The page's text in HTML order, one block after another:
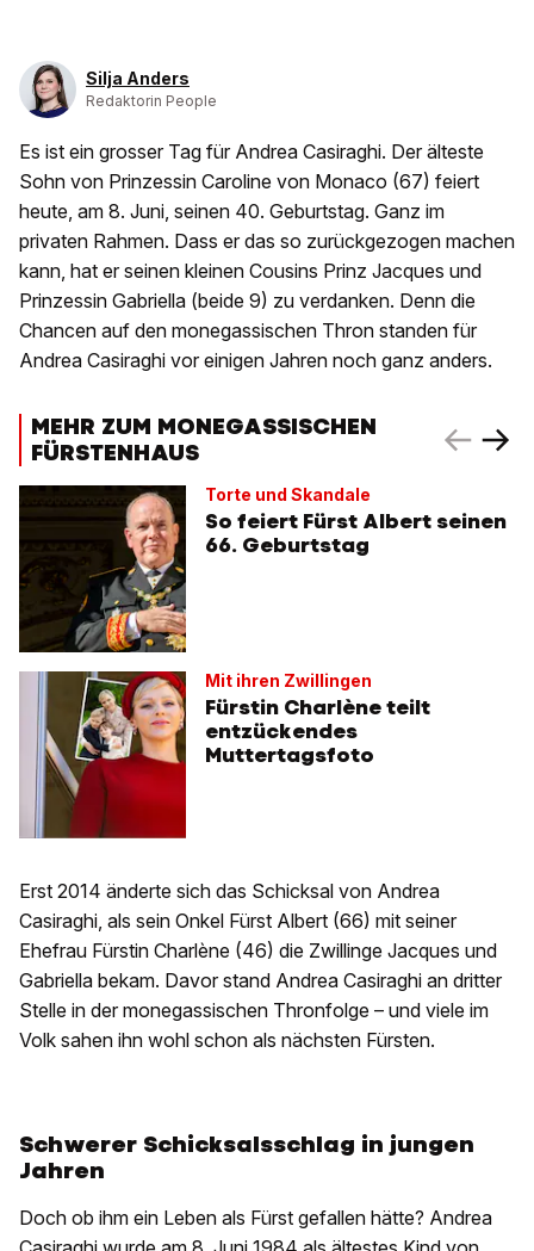
Silja Anders
Redaktorin People
Es ist ein grosser Tag für Andrea Casiraghi. Der älteste
Sohn von Prinzessin Caroline von Monaco (67) feiert
heute, am 8. Juni, seinen 40. Geburtstag. Ganz im
privaten Rahmen. Dass er das so zurückgezogen machen
kann, hat er seinen kleinen Cousins Prinz Jacques und
Prinzessin Gabriella (beide 9) zu verdanken. Denn die
Chancen auf den monegassischen Thron standen für
Andrea Casiraghi vor einigen Jahren noch ganz anders.
MEHR ZUM MONEGASSISCHEN
FÜRSTENHAUS
Torte und Skandale
So feiert Fürst Albert seinen
66. Geburtstag
Mit ihren Zwillingen
Fürstin Charlène teilt
entzückendes
Muttertagsfoto
Erst 2014 änderte sich das Schicksal von Andrea
Casiraghi, als sein Onkel Fürst Albert (66) mit seiner
Ehefrau Fürstin Charlène (46) die Zwillinge Jacques und
Gabriella bekam. Davor stand Andrea Casiraghi an dritter
Stelle in der monegassischen Thronfolge – und viele im
Volk sahen ihn wohl schon als nächsten Fürsten.
Schwerer Schicksalsschlag in jungen
Jahren
Doch ob ihm ein Leben als Fürst gefallen hätte? Andrea